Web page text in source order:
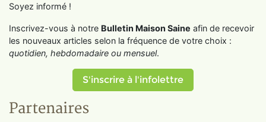
Soyez informé !
Inscrivez-vous à notre Bulletin Maison Saine afin de recevoir
les nouveaux articles selon la fréquence de votre choix :
quotidien, hebdomadaire ou mensuel.
S'inscrire à l'infolettre
Partenaires